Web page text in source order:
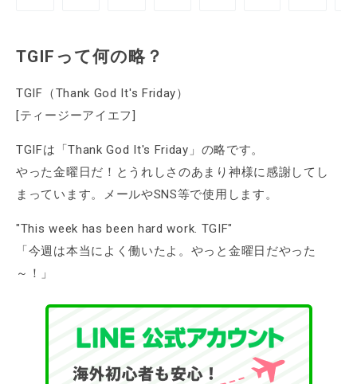
TGIFって何の略？
TGIF（Thank God It's Friday）
[ティージーアイエフ]
TGIFは「Thank God It's Friday」の略です。
やった金曜日だ！とうれしさのあまり神様に感謝してし
まっています。メールやSNS等で使用します。
"This week has been hard work. TGIF"
「今週は本当によく働いたよ。やっと金曜日だやった
～！」